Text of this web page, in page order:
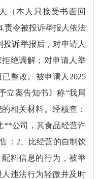
（本人只接受书面回
责令被投诉举报人依法
诉举报后，对申请人
绝调解；对申请人举
整改。被申请人2025
立案告知书》称“我局
相关材料。经核查：
**公司，其食品经营许
：2、比经营的自制饮
料信息的行为，被举
违法行为轻微并及时